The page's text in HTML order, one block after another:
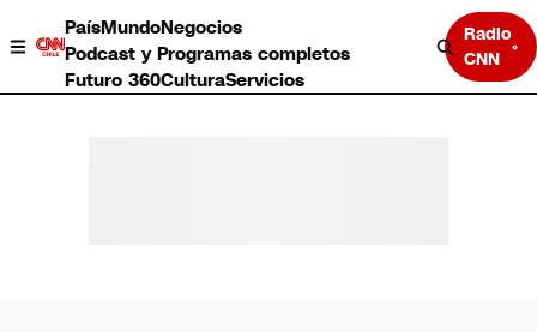
PaísMundoNegocios
Podcast y Programas completos
Futuro 360CulturaServicios
Radio
CNN